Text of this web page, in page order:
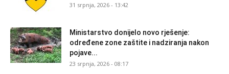
31 srpnja, 2026 - 13:42
Ministarstvo donijelo novo rješenje:
određene zone zaštite i nadziranja nakon
pojave...
23 srpnja, 2026 - 08:17